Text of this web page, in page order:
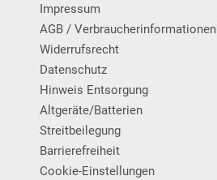
Impressum
AGB / Verbraucherinformationen
Widerrufsrecht
Datenschutz
Hinweis Entsorgung
Altgeräte/Batterien
Streitbeilegung
Barrierefreiheit
Cookie-Einstellungen